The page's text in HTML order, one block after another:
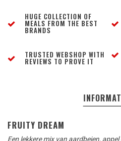
HUGE COLLECTION OF
MEALS FROM THE BEST
BRANDS
TRUSTED WEBSHOP WITH
REVIEWS TO PROVE IT
FRUITY DREAM
Een lekkere mix van aardbeien, appel